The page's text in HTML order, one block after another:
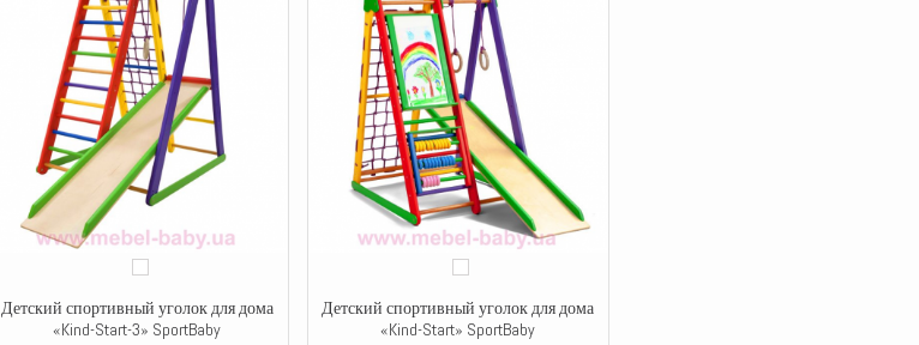
Детский спортивный уголок для дома
«Kind-Start-3» SportBaby
Детский спортивный уголок для дома
«Kind-Start» SportBaby